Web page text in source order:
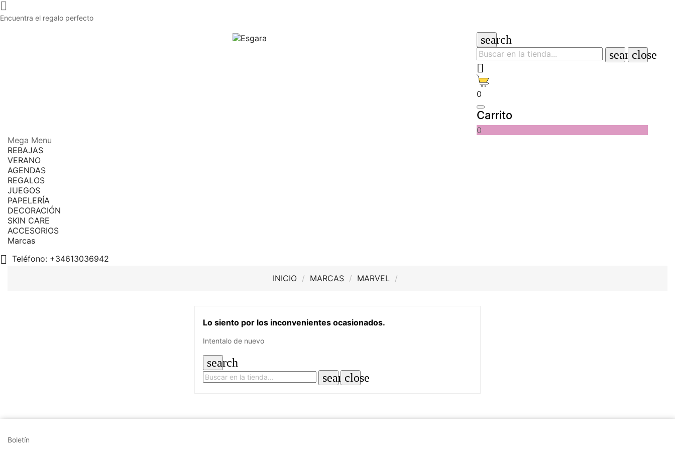

Encuentra el regalo perfecto
search
searchclose

0
Carrito
0
Mega Menu
REBAJAS
VERANO
AGENDAS
REGALOS
JUEGOS
PAPELERÍA
DECORACIÓN
SKIN CARE
ACCESORIOS
Marcas
 Teléfono: +34613036942
INICIO
MARCAS MARVEL
Lo siento por los inconvenientes ocasionados.
Intentalo de nuevo
search
searchclose
Boletín